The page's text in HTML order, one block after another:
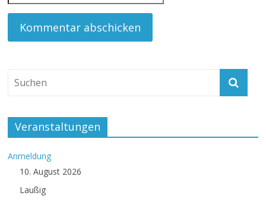
Veranstaltungen
Anmeldung
10. August 2026
Laußig